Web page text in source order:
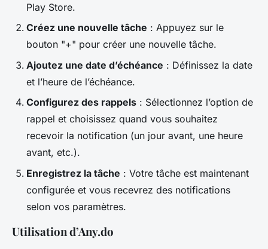
Play Store.
Créez une nouvelle tâche : Appuyez sur le
bouton "+" pour créer une nouvelle tâche.
Ajoutez une date d’échéance : Définissez la date
et l’heure de l’échéance.
Configurez des rappels : Sélectionnez l’option de
rappel et choisissez quand vous souhaitez
recevoir la notification (un jour avant, une heure
avant, etc.).
Enregistrez la tâche : Votre tâche est maintenant
configurée et vous recevrez des notifications
selon vos paramètres.
Utilisation d’Any.do